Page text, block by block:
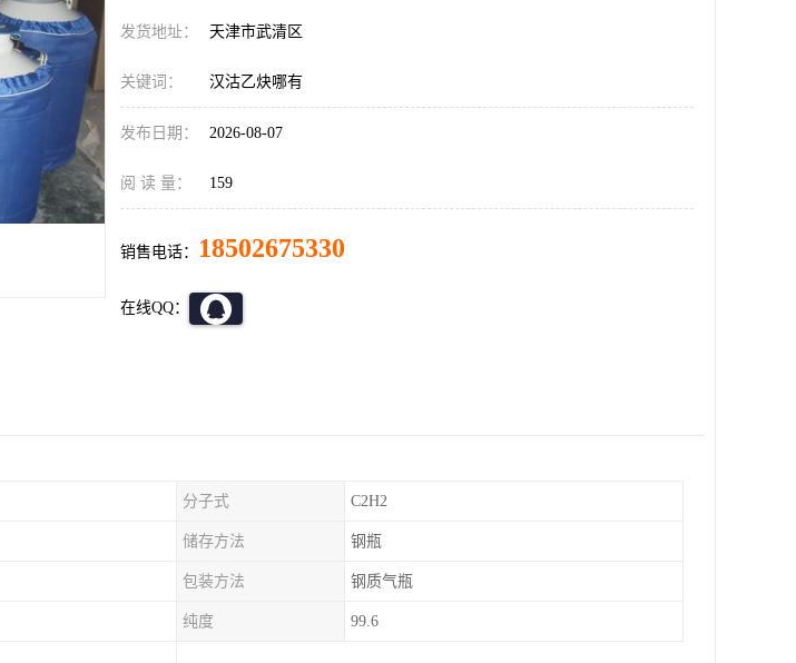
发货地址： 天津市武清区
关键词： 汉沽乙炔哪有
发布日期： 2026-08-07
阅 读 量： 159
销售电话： 18502675330
在线QQ：
分子式 C2H2
储存方法 钢瓶
包装方法 钢质气瓶
纯度 99.6